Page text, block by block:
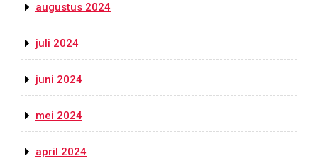
augustus 2024
juli 2024
juni 2024
mei 2024
april 2024